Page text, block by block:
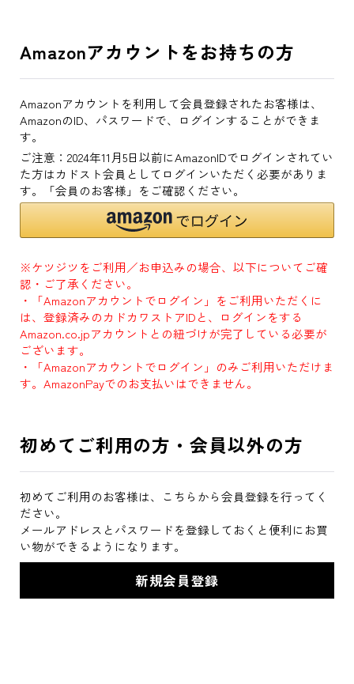
Amazonアカウントをお持ちの方
Amazonアカウントを利用して会員登録されたお客様は、
AmazonのID、パスワードで、ログインすることができま
す。
ご注意：2024年11月5日以前にAmazonIDでログインされてい
た方はカドスト会員としてログインいただく必要がありま
す。「会員のお客様」をご確認ください。
※ケツジツをご利用／お申込みの場合、以下についてご確
認・ご了承ください。
・「Amazonアカウントでログイン」をご利用いただくに
は、登録済みのカドカワストアIDと、ログインをする
Amazon.co.jpアカウントとの紐づけが完了している必要が
ございます。
・「Amazonアカウントでログイン」のみご利用いただけま
す。AmazonPayでのお支払いはできません。
初めてご利用の方・会員以外の方
初めてご利用のお客様は、こちらから会員登録を行ってく
ださい。
メールアドレスとパスワードを登録しておくと便利にお買
い物ができるようになります。